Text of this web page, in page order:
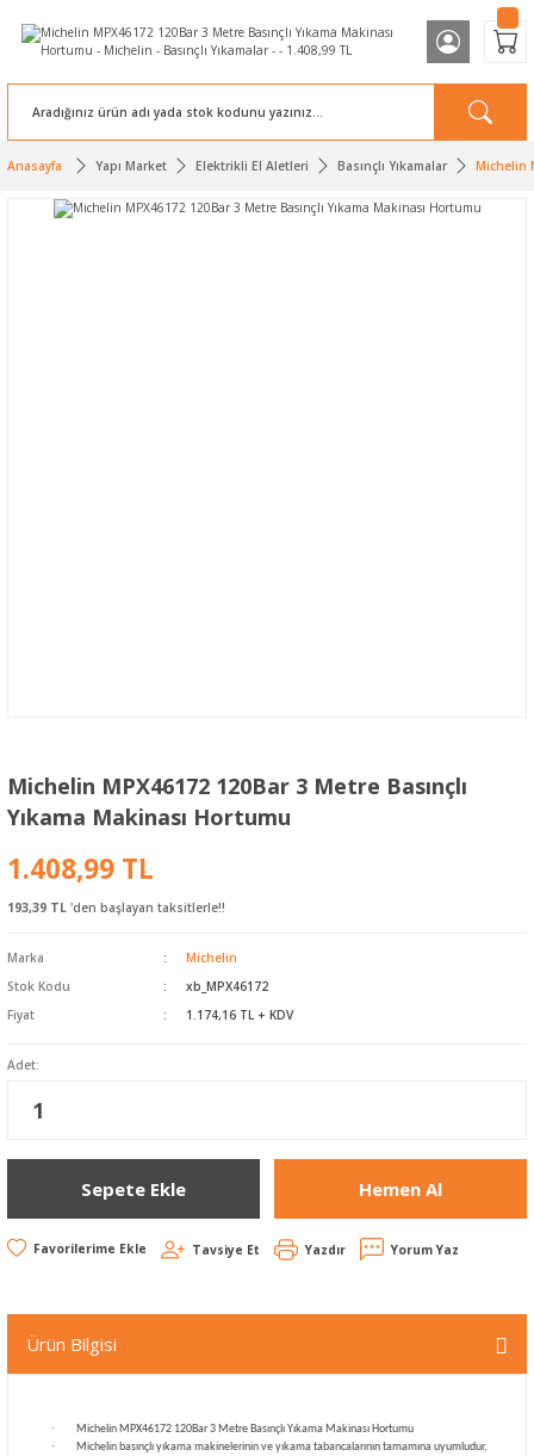
Anasayfa Yapı Market Elektrikli El Aletleri Basınçlı Yıkamalar Michelin
Michelin MPX46172 120Bar 3 Metre Basınçlı
Yıkama Makinası Hortumu
1.408,99 TL
193,39 TL 'den başlayan taksitlerle!!
Marka
Michelin
Stok Kodu
xb_MPX46172
Fiyat
1.174,16 TL + KDV
Adet:
Sepete Ekle Hemen Al
Tavsiye Et Yazdır Yorum Yaz
Ürün Bilgisi
·
Michelin MPX46172 120Bar 3 Metre Basınçlı Yıkama Makinası Hortumu
·
Michelin basınçlı yıkama makinelerinin ve yıkama tabancalarının tamamına uyumludur,